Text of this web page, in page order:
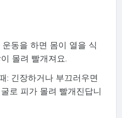
동을 하면 몸이 열을 식
몰려 빨개져요.
: 긴장하거나 부끄러우면
로 피가 몰려 빨개진답니